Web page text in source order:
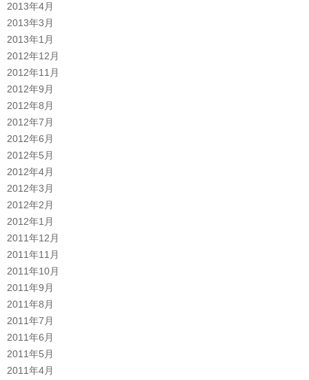
2013年4月
2013年3月
2013年1月
2012年12月
2012年11月
2012年9月
2012年8月
2012年7月
2012年6月
2012年5月
2012年4月
2012年3月
2012年2月
2012年1月
2011年12月
2011年11月
2011年10月
2011年9月
2011年8月
2011年7月
2011年6月
2011年5月
2011年4月